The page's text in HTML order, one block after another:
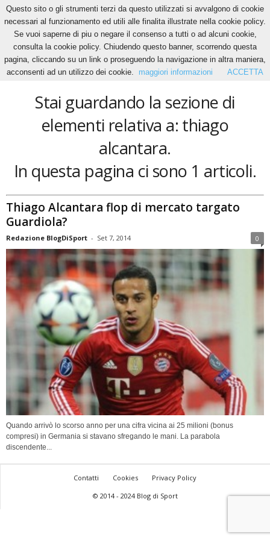
Home Tags Thiago alcantara
thiago alcantara
Stai guardando la sezione di
elementi relativa a: thiago
alcantara.
In questa pagina ci sono 1 articoli.
Thiago Alcantara flop di mercato targato
Guardiola?
Redazione BlogDiSport - Set 7, 2014 0
Quando arrivò lo scorso anno per una cifra vicina ai 25 milioni (bonus
compresi) in Germania si stavano sfregando le mani. La parabola
discendente...
Contatti Cookies
Privacy Policy
© 2014 - 2024 Blog di Sport
Questo sito o gli strumenti terzi da questo utilizzati si avvalgono di cookie
necessari al funzionamento ed utili alle finalita illustrate nella cookie policy.
Se vuoi saperne di piu o negare il consenso a tutti o ad alcuni cookie,
consulta la cookie policy. Chiudendo questo banner, scorrendo questa
pagina, cliccando su un link o proseguendo la navigazione in altra maniera,
acconsenti ad un utilizzo dei cookie.
maggiori informazioni ACCETTA